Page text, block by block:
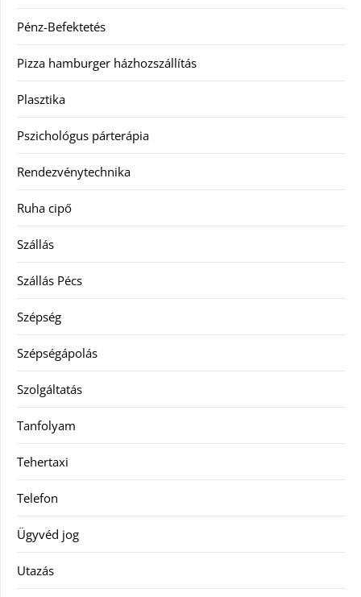
Pénz-Befektetés
Pizza hamburger házhozszállítás
Plasztika
Pszichológus párterápia
Rendezvénytechnika
Ruha cipő
Szállás
Szállás Pécs
Szépség
Szépségápolás
Szolgáltatás
Tanfolyam
Tehertaxi
Telefon
Ügyvéd jog
Utazás